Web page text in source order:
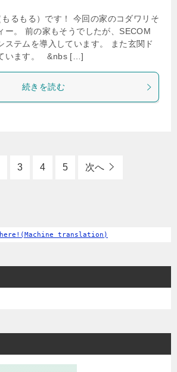
るもる）です！ 今回の家のコダワリそ
。 前の家もそうでしたが、SECOM
ステムを導入しています。 また玄関ド
います。 &nbs […]
続きを読む
3 4 5 次へ
translation)